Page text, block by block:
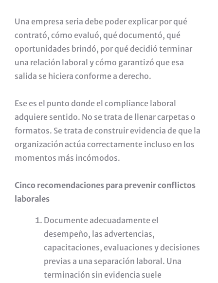
Una empresa seria debe poder explicar por qué
contrató, cómo evaluó, qué documentó, qué
oportunidades brindó, por qué decidió terminar
una relación laboral y cómo garantizó que esa
salida se hiciera conforme a derecho.
Ese es el punto donde el compliance laboral
adquiere sentido. No se trata de llenar carpetas o
formatos. Se trata de construir evidencia de que la
organización actúa correctamente incluso en los
momentos más incómodos.
Cinco recomendaciones para prevenir conflictos
laborales
Documente adecuadamente el
desempeño, las advertencias,
capacitaciones, evaluaciones y decisiones
previas a una separación laboral. Una
terminación sin evidencia suele